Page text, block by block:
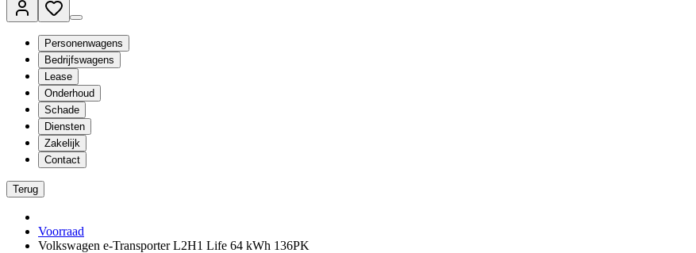
Personenwagens
Bedrijfswagens
Lease
Onderhoud
Schade
Diensten
Zakelijk
Contact
Terug
Voorraad
Volkswagen e-Transporter L2H1 Life 64 kWh 136PK